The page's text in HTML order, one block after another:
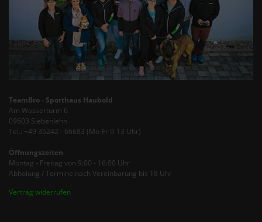
TeamBro - Sporthaus Haubold
Am Wasserturm 6
09603 Siebenlehn
Tel.: +49 35242 - 66683 (Mo-Fr 9-13 Uhr)
Öffnungszeiten
Montag - Freitag von 9:00 - 16:00 Uhr
Abholung / Termine nach Vereinbarung bis 18 Uhr
Vertrag widerrufen